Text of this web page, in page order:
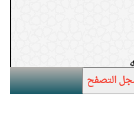
التصفح